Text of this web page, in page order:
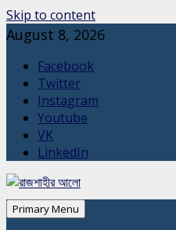
Skip to content
August 8, 2026
Facebook
Twitter
Instagram
Youtube
VK
LinkedIn
Primary Menu